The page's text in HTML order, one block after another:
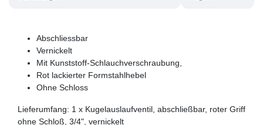
Abschliessbar
Vernickelt
Mit Kunststoff-Schlauchverschraubung,
Rot lackierter Formstahlhebel
Ohne Schloss
Lieferumfang: 1 x Kugelauslaufventil, abschließbar, roter Griff
ohne Schloß, 3/4", vernickelt